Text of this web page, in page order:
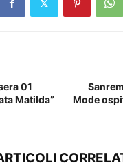
01
Matilda”
Mode